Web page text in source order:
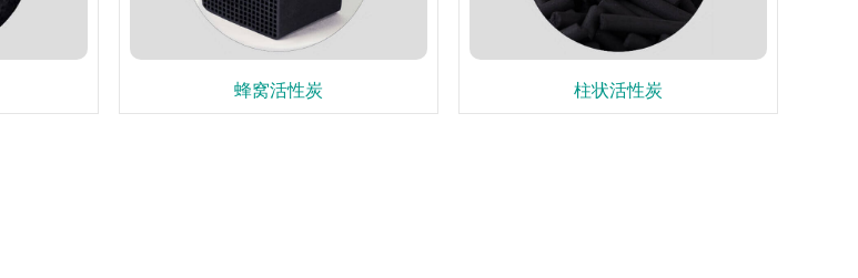
蜂窝活性炭 柱状活性炭